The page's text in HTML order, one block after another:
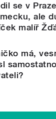
se v
ale
malíř
má,